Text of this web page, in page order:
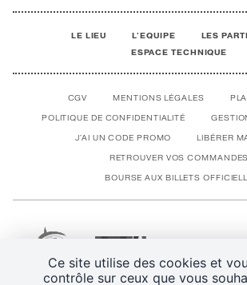
Ce site utilise des cookies et
contrôle sur ceux que vous
LE LIEU L'EQUIPE
LES
ESPACE TECHNIQUE
CGV MENTIONS LÉGALES
POLITIQUE DE CONFIDENTIALITÉ
J'AI UN CODE PROMO LIBÉRER
RETROUVER VOS COMMANDES
BOURSE AUX BILLETS